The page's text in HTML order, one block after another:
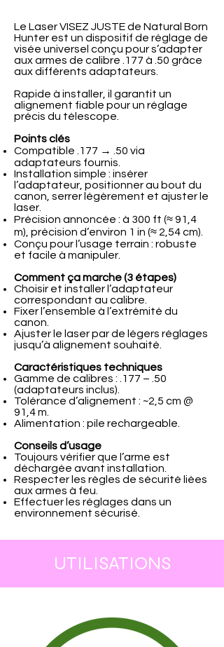
Le Laser VISEZ JUSTE de Natural Born
Hunter est un dispositif de réglage de
visée universel conçu pour s’adapter
aux armes de calibre .177 à .50 grâce
aux différents adaptateurs.
Rapide à installer, il garantit un
alignement fiable pour un réglage
précis du télescope.
Points clés
Compatible .177 → .50 via
adaptateurs fournis.
Installation simple : insérer
l’adaptateur, positionner au bout du
canon, serrer légèrement et ajuster le
laser.
Précision annoncée : à 300 ft (≈ 91,4
m), précision d’environ 1 in (≈ 2,54 cm).
Conçu pour l’usage terrain : robuste
et facile à manipuler.
Comment ça marche (3 étapes)
Choisir et installer l’adaptateur
correspondant au calibre.
Fixer l’ensemble à l’extrémité du
canon.
Ajuster le laser par de légers réglages
jusqu’à alignement souhaité.
Caractéristiques techniques
Gamme de calibres : .177 – .50
(adaptateurs inclus).
Tolérance d’alignement : ~2,5 cm @
91,4 m.
Alimentation : pile rechargeable.
Conseils d’usage
Toujours vérifier que l’arme est
déchargée avant installation.
Respecter les règles de sécurité liées
aux armes à feu.
Effectuer les réglages dans un
environnement sécurisé.
UTILISATIONS